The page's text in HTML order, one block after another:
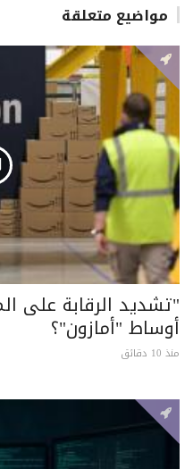
مواضيع متعلقة
"تشديد الرقابة على
أوساط "أمازون"؟
منذ 10 دقائق